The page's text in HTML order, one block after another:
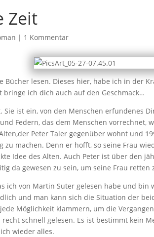
Zeit
| 1 Kommentar
Bücher lesen. Dieses hier, habe ich in der
bringe ich dich auch auf den Geschmack…
Sie ist ein, von den Menschen erfundenes
Federn, das dem Menschen
Peter Taler gegenüber wohnt und
zu machen. Denn er hofft, so seine Frau
Idee des Alten. Auch Peter ist über den
da gewesen zu sein, um seine Frau
ich von Martin Suter gelesen habe und
und man kann sich die Situation der
Möglichkeit klammern, um die
recht schnell gelesen. Es ist bestimmt kein
wieder alles.